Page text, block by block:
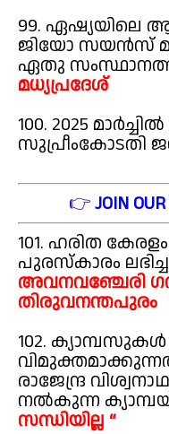
99. ഏഷ്യയിലെ
ജിയോ സയൻസ്
ഏതു
മധ്യപ്രദേശ്
100. 2025
സുപ്രീംകോടതി
👉JOIN
101. ഹരിത
പുരസ്കാരം
അവനവഞ്ചേരി
തിരുവനന്തപുരം
102.
രാജേന്ദ്ര
നൽകുന്ന
സന്ധിയില്ല “